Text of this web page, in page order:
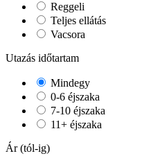
Reggeli
Teljes ellátás
Vacsora
Utazás időtartam
Mindegy
0-6 éjszaka
7-10 éjszaka
11+ éjszaka
Ár (tól-ig)